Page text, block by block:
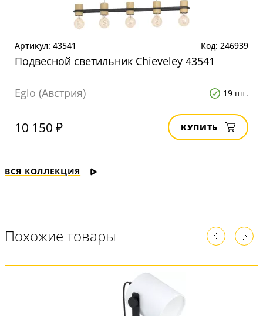
Артикул: 43541 Код: 246939
Подвесной светильник Chieveley 43541
Eglo (Австрия) 19 шт.
10 150 ₽ КУПИТЬ
ВСЯ КОЛЛЕКЦИЯ
Похожие товары